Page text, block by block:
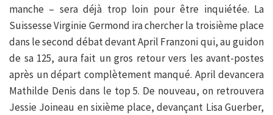
manche – sera déjà trop loin pour être inquiétée. La
Suissesse Virginie Germond ira chercher la troisième place
dans le second débat devant April Franzoni qui, au guidon
de sa 125, aura fait un gros retour vers les avant-postes
après un départ complètement manqué. April devancera
Mathilde Denis dans le top 5. De nouveau, on retrouvera
Jessie Joineau en sixième place, devançant Lisa Guerber,